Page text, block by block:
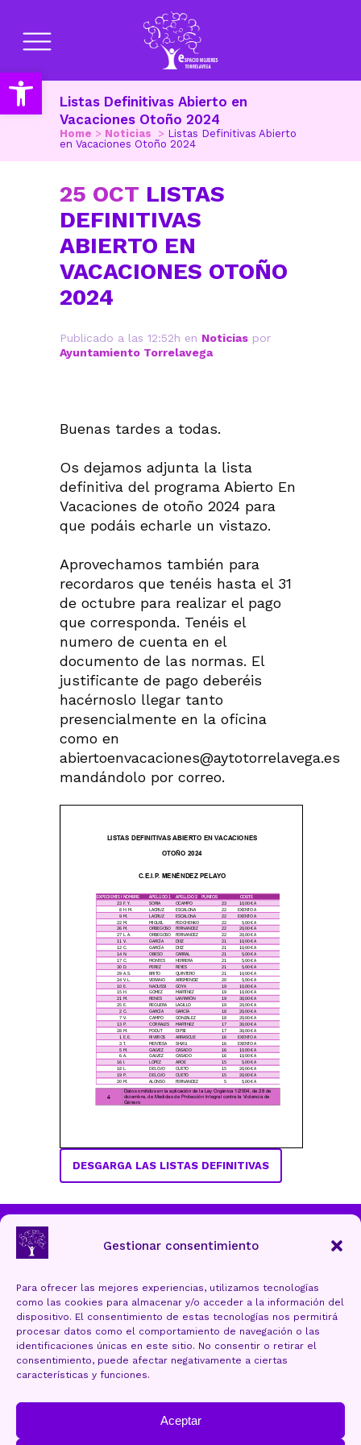
Abrir barra de herramientas
Gestionar consentimiento
Para ofrecer las mejores experiencias, utilizamos tecnologías
como las cookies para almacenar y/o acceder a la información del
dispositivo. El consentimiento de estas tecnologías nos permitirá
procesar datos como el comportamiento de navegación o las
identificaciones únicas en este sitio. No consentir o retirar el
consentimiento, puede afectar negativamente a ciertas
características y funciones.
Aceptar
Listas Definitivas Abierto en
Vacaciones Otoño 2024
Home > Noticias > Listas Definitivas Abierto
en Vacaciones Otoño 2024
25 OCT LISTAS
DEFINITIVAS
ABIERTO EN
VACACIONES OTOÑO
2024
Publicado a las 12:52h en Noticias por
Ayuntamiento Torrelavega
Buenas tardes a todas.
Os dejamos adjunta la lista
definitiva del programa Abierto En
Vacaciones de otoño 2024 para
que podáis echarle un vistazo.
Aprovechamos también para
recordaros que tenéis hasta el 31
de octubre para realizar el pago
que corresponda. Tenéis el
numero de cuenta en el
documento de las normas. El
justificante de pago deberéis
hacérnoslo llegar tanto
presencialmente en la oficina
como en
abiertoenvacaciones@aytotorrelavega.es
mandándolo por correo.
DESGARGA LAS LISTAS DEFINITIVAS
Ayuntamiento de Torrelavega
Aviso Legal y Protección de datos
Política de cookies (UE)
Accesibilidad
Mapa Web